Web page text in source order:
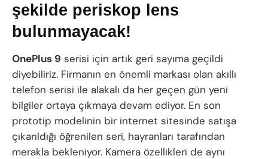
şekilde periskop lens
bulunmayacak!
OnePlus 9 serisi için artık geri sayıma geçildi
diyebiliriz. Firmanın en önemli markası olan akıllı
telefon serisi ile alakalı da her geçen gün yeni
bilgiler ortaya çıkmaya devam ediyor. En son
prototip modelinin bir internet sitesinde satışa
çıkarıldığı öğrenilen seri, hayranları tarafından
merakla bekleniyor. Kamera özellikleri de aynı